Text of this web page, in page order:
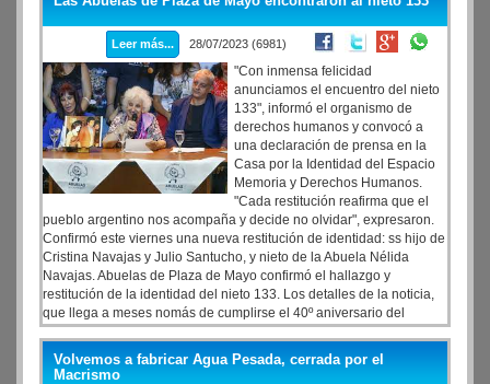
Estados Unidos.
Leer más... 28/07/2023 (6981)
"Con inmensa felicidad
anunciamos el encuentro del nieto
133", informó el organismo de
derechos humanos y convocó a
una declaración de prensa en la
Casa por la Identidad del Espacio
Memoria y Derechos Humanos.
"Cada restitución reafirma que el
pueblo argentino nos acompaña y decide no olvidar", expresaron.
Confirmó este viernes una nueva restitución de identidad: ss hijo de
Cristina Navajas y Julio Santucho, y nieto de la Abuela Nélida
Navajas. Abuelas de Plaza de Mayo confirmó el hallazgo y
restitución de la identidad del nieto 133. Los detalles de la noticia,
que llega a meses nomás de cumplirse el 40º aniversario del
retorno de la democracia, serán brindados al mediodía durante una
conferencia en la Casa por la Identidad del Espacio Memoria y
Derechos Humanos exESMA.
Volvemos a fabricar Agua Pesada, cerrada por el
Macrismo